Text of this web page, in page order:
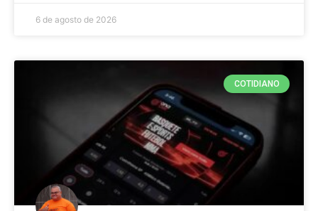
6 de agosto de 2026
COTIDIANO